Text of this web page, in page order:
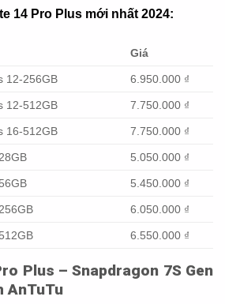
14 Pro Plus mới nhất 2024:
Giá
12-256GB 6.950.000 ₫
12-512GB 7.750.000 ₫
16-512GB 7.750.000 ₫
5.050.000 ₫
5.450.000 ₫
6.050.000 ₫
6.550.000 ₫
Plus – Snapdragon 7S Gen
AnTuTu